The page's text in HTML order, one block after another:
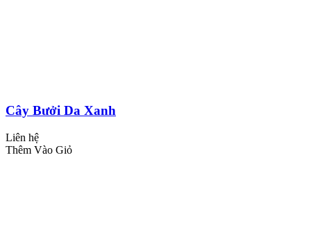
Cây Bưởi Da Xanh
Liên hệ
Thêm Vào Giỏ